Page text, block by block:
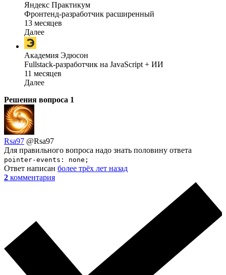
Яндекс Практикум
Фронтенд-разработчик расширенный
13 месяцев
Далее
Академия Эдюсон
Fullstack-разработчик на JavaScript + ИИ
11 месяцев
Далее
Решения вопроса 1
Rsa97 @Rsa97
Для правильного вопроса надо знать половину ответа
pointer-events: none;
Ответ написан более трёх лет назад
2 комментария